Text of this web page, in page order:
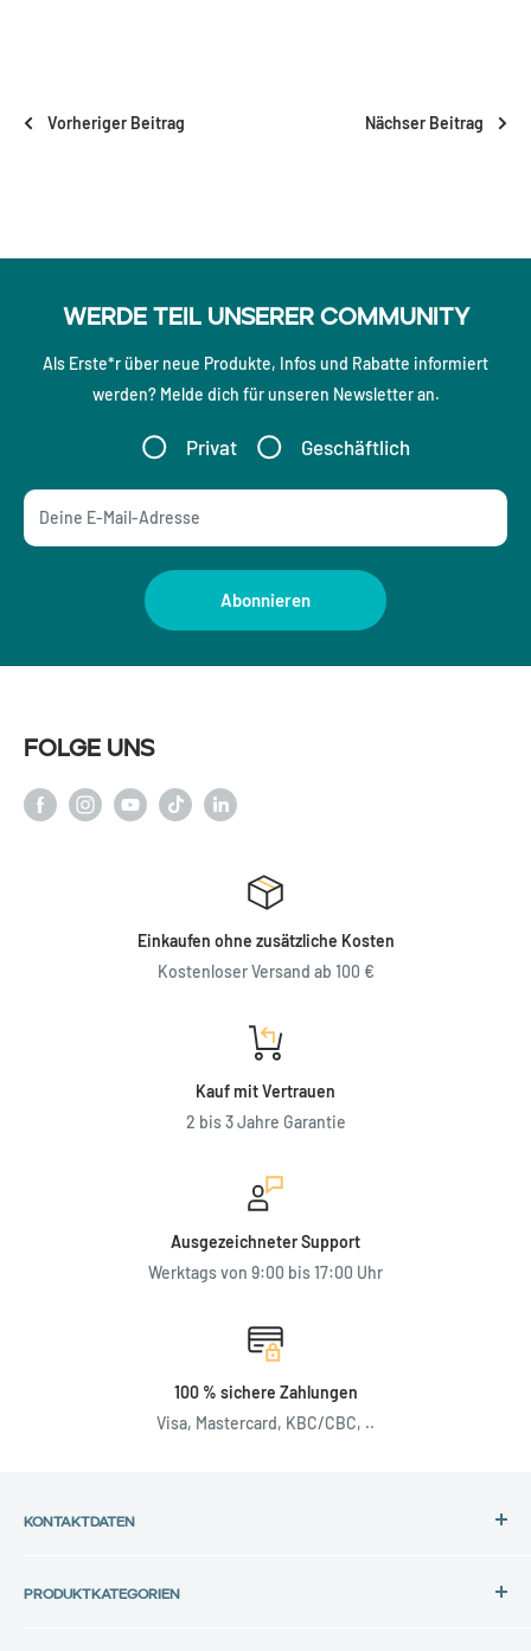
Vorheriger Beitrag Nächser Beitrag
Werde Teil unserer Community
Als Erste*r über neue Produkte, Infos und Rabatte informiert
werden? Melde dich für unseren Newsletter an.
Privat Geschäftlich
Deine E-Mail-Adresse
Abonnieren
Folge uns
Einkaufen ohne zusätzliche Kosten
Kostenloser Versand ab 100 €
Kauf mit Vertrauen
2 bis 3 Jahre Garantie
Ausgezeichneter Support
Werktags von 9:00 bis 17:00 Uhr
100 % sichere Zahlungen
Visa, Mastercard, KBC/CBC, ..
KONTAKTDATEN
Back in Use
PRODUKTKATEGORIEN